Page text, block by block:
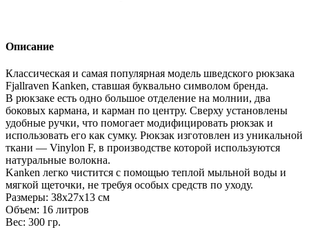
Описание
Классическая и самая популярная модель шведского рюкзака
Fjallraven Kanken, ставшая буквально символом бренда.
В рюкзаке есть одно большое отделение на молнии, два
боковых кармана, и карман по центру. Сверху установлены
удобные ручки, что помогает модифицировать рюкзак и
использовать его как сумку. Рюкзак изготовлен из уникальной
ткани — Vinylon F, в производстве которой используются
натуральные волокна.
Kanken легко чистится с помощью теплой мыльной воды и
мягкой щеточки, не требуя особых средств по уходу.
Размеры: 38х27х13 см
Объем: 16 литров
Вес: 300 гр.